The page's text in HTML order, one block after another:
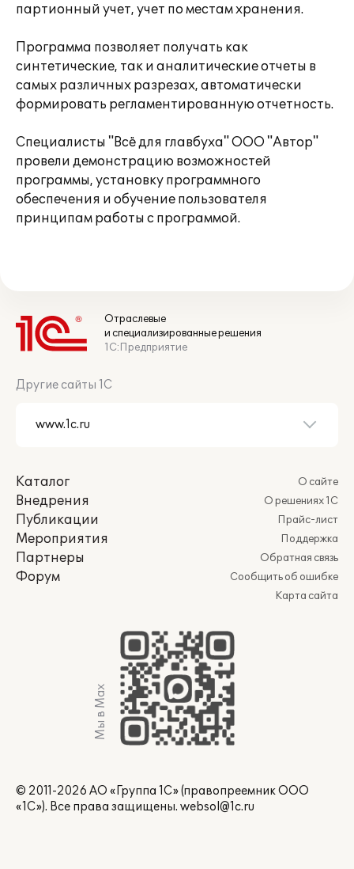
партионный учет, учет по местам хранения.
Программа позволяет получать как
синтетические, так и аналитические отчеты в
самых различных разрезах, автоматически
формировать регламентированную отчетность.
Специалисты "Всё для главбуха" ООО "Автор"
провели демонстрацию возможностей
программы, установку программного
обеспечения и обучение пользователя
принципам работы с программой.
Отраслевые
и специализированные решения
1С:Предприятие
Другие сайты 1С
Каталог
Внедрения
Публикации
Мероприятия
Партнеры
Форум
О сайте
О решениях 1С
Прайс-лист
Поддержка
Обратная связь
Сообщить об ошибке
Карта сайта
Мы в Max
© 2011-2026 АО «Группа 1С» (правопреемник ООО
«1С»). Все права защищены. websol@1c.ru